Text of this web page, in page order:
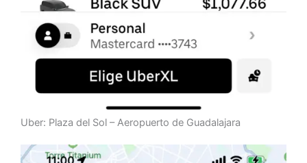
Uber: Plaza del Sol – Aeropuerto de Guadalajara